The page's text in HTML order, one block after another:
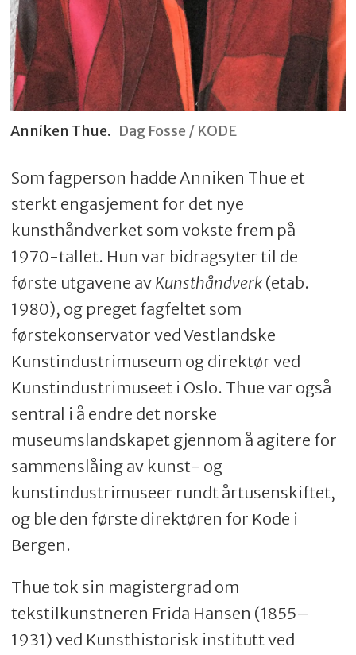
Anniken Thue. Dag Fosse / KODE
Som fagperson hadde Anniken Thue et
sterkt engasjement for det nye
kunsthåndverket som vokste frem på
1970-tallet. Hun var bidragsyter til de
første utgavene av Kunsthåndverk(etab.
1980), og preget fagfeltet som
førstekonservator ved Vestlandske
Kunstindustrimuseum og direktør ved
Kunstindustrimuseet i Oslo. Thue var også
sentral i å endre det norske
museumslandskapet gjennom å agitere for
sammenslåing av kunst- og
kunstindustrimuseer rundt årtusenskiftet,
og ble den første direktøren for Kode i
Bergen.
Thue tok sin magistergrad om
tekstilkunstneren Frida Hansen (1855–
1931) ved Kunsthistorisk institutt ved